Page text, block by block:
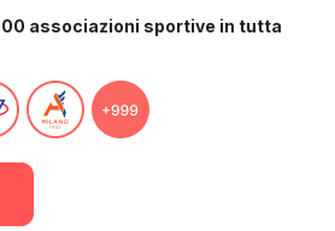
associazioni sportive in tutta